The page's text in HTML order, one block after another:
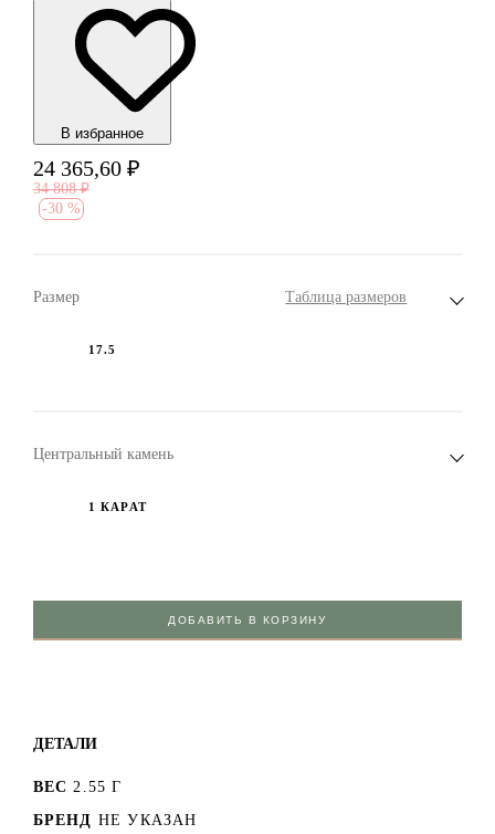
В избранноe
24 365,60 ₽
34 808 ₽
-30 %
Размер Таблица размеров
17.5
Центральный камень
1 КАРАТ
ДОБАВИТЬ В КОРЗИНУ
ДЕТАЛИ
ВЕС 2.55 Г
БРЕНД НЕ УКАЗАН